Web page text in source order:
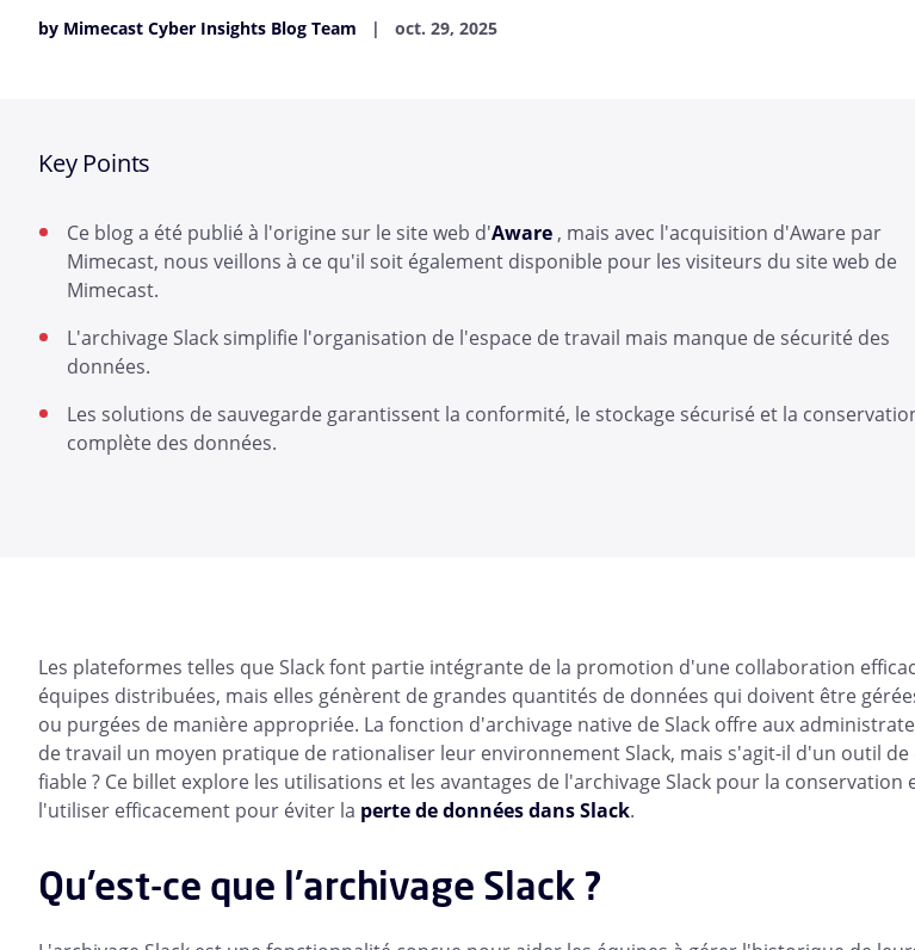
by Mimecast Cyber Insights Blog Team oct. 29, 2025
Key Points
Ce blog a été publié à l'origine sur le site web d'Aware , mais avec l'acquisition d'Aware par
Mimecast, nous veillons à ce qu'il soit également disponible pour les visiteurs du site web de
Mimecast.
L'archivage Slack simplifie l'organisation de l'espace de travail mais manque de sécurité des
données.
Les solutions de sauvegarde garantissent la conformité, le stockage sécurisé et la
complète des données.
Les plateformes telles que Slack font partie intégrante de la promotion d'une collaboration
équipes distribuées, mais elles génèrent de grandes quantités de données qui doivent être
ou purgées de manière appropriée. La fonction d'archivage native de Slack offre aux
de travail un moyen pratique de rationaliser leur environnement Slack, mais s'agit-il d'un outil
fiable ? Ce billet explore les utilisations et les avantages de l'archivage Slack pour la conservation
l'utiliser efficacement pour éviter la perte de données dans Slack.
Qu'est-ce que l'archivage Slack ?